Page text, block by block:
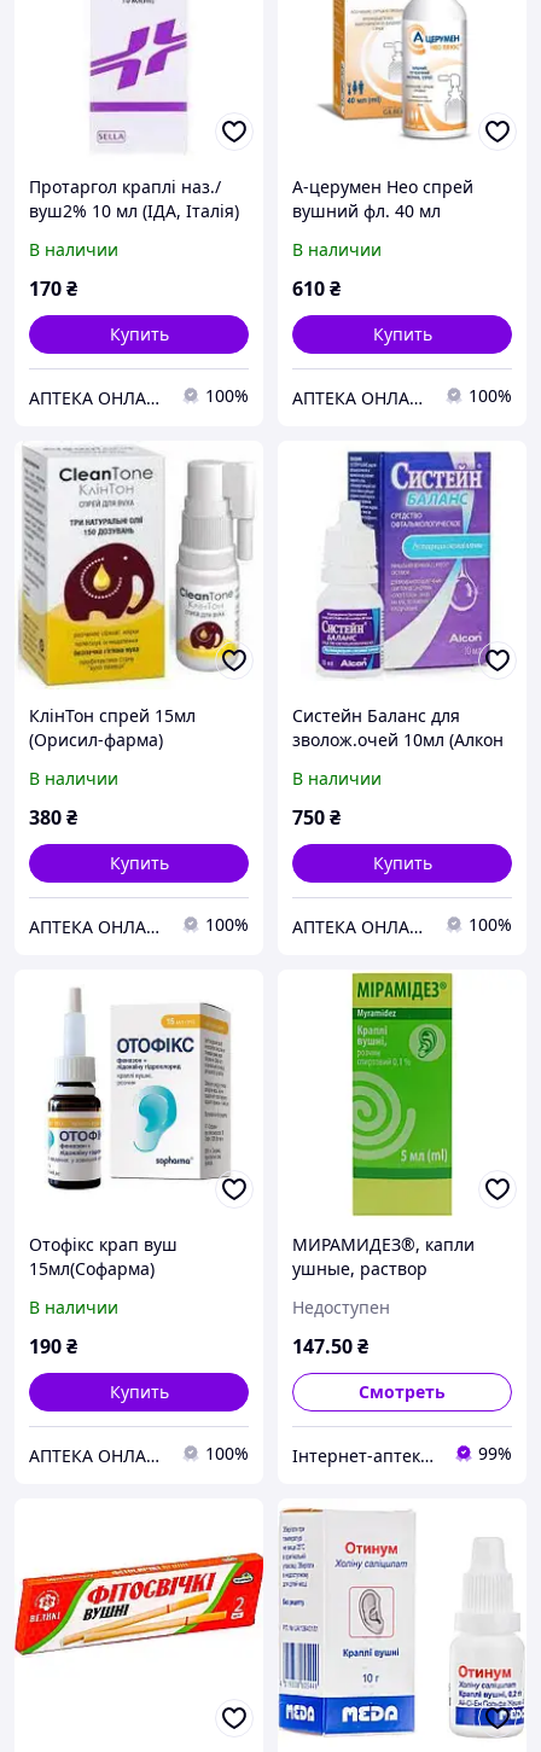
Протаргол краплі наз./
вуш2% 10 мл (ІДА, Італія)
В наличии
170₴
Купить
АПТЕКА ОНЛАЙН ТЕХМЕДСЕРВІС 100%
А-церумен Нео спрей
вушний фл. 40 мл
В наличии
610₴
Купить
АПТЕКА ОНЛАЙН ТЕХМЕДСЕРВІС 100%
КлінТон спрей 15мл
(Орисил-фарма)
В наличии
380₴
Купить
АПТЕКА ОНЛАЙН ТЕХМЕДСЕРВІС 100%
Систейн Баланс для
зволож.очей 10мл (Алкон
В наличии
750₴
Купить
АПТЕКА ОНЛАЙН ТЕХМЕДСЕРВІС 100%
Отофікс крап вуш
15мл(Софарма)
В наличии
190₴
Купить
АПТЕКА ОНЛАЙН ТЕХМЕДСЕРВІС 100%
МИРАМИДЕЗ®, капли
ушные, раствор
во флаконе
Недоступен
147.50₴
Смотреть
Інтернет-аптека Farmaco 99%